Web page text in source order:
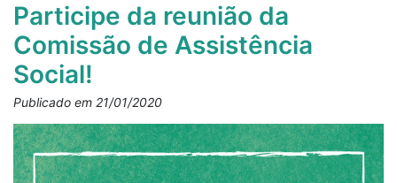
Participe da reunião da
Comissão de Assistência
Social!
Publicado em 21/01/2020